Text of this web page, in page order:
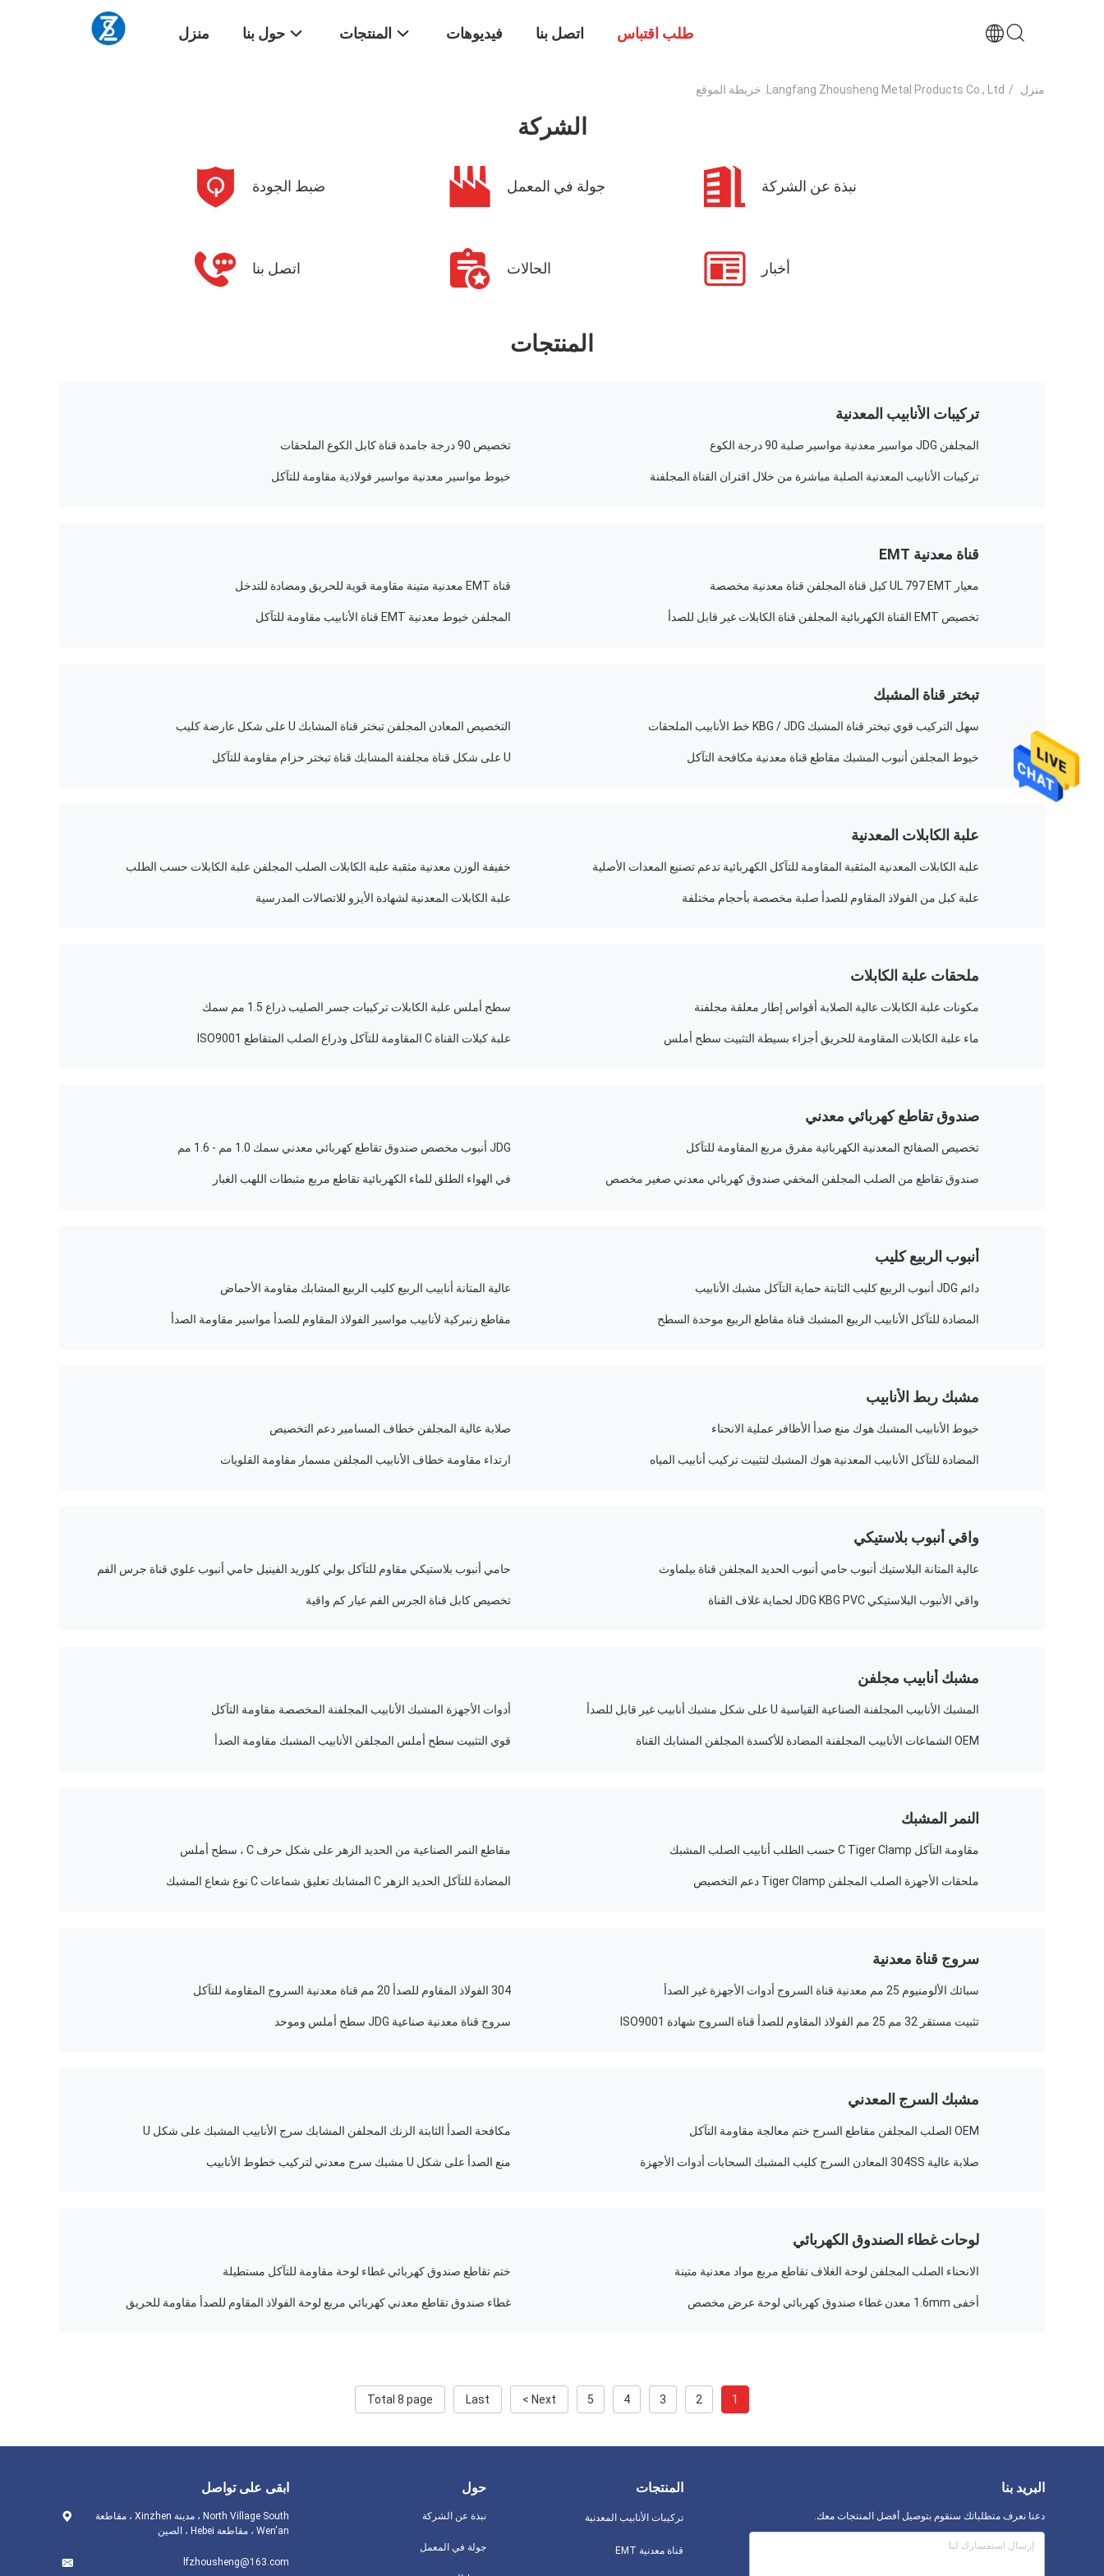
منزل حول بنا المنتجات فيديوهات اتصل بنا طلب اقتباس
منزل / Langfang Zhousheng Metal Products Co., Ltd. خريطة الموقع
الشركة
نبذة عن الشركة جولة في المعمل ضبط الجودة
أخبار الحالات اتصل بنا
المنتجات
تركيبات الأنابيب المعدنية
تخصيص 90 درجة جامدة قناة كابل الكوع الملحقات المجلفن JDG مواسير معدنية مواسير صلبة 90 درجة الكوع
خيوط مواسير معدنية مواسير فولاذية مقاومة للتآكل تركيبات الأنابيب المعدنية الصلبة مباشرة من خلال اقتران القناة المجلفنة
قناة معدنية EMT
قناة EMT معدنية متينة مقاومة قوية للحريق ومضادة للتدخل معيار UL 797 EMT كبل قناة المجلفن قناة معدنية مخصصة
المجلفن خيوط معدنية EMT قناة الأنابيب مقاومة للتآكل تخصيص EMT القناة الكهربائية المجلفن قناة الكابلات غير قابل للصدأ
تبختر قناة المشبك
التخصيص المعادن المجلفن تبختر قناة المشابك U على شكل عارضة كليب سهل التركيب قوي تبختر قناة المشبك KBG / JDG خط الأنابيب الملحقات
U على شكل قناة مجلفنة المشابك قناة تبختر حزام مقاومة للتآكل خيوط المجلفن أنبوب المشبك مقاطع قناة معدنية مكافحة التآكل
علبة الكابلات المعدنية
خفيفة الوزن معدنية مثقبة علبة الكابلات الصلب المجلفن علبة الكابلات حسب الطلب علبة الكابلات المعدنية المثقبة المقاومة للتآكل الكهربائية تدعم تصنيع المعدات الأصلية
علبة الكابلات المعدنية لشهادة الأيزو للاتصالات المدرسية علبة كبل من الفولاذ المقاوم للصدأ صلبة مخصصة بأحجام مختلفة
ملحقات علبة الكابلات
سطح أملس علبة الكابلات تركيبات جسر الصليب ذراع 1.5 مم سمك مكونات علبة الكابلات عالية الصلابة أقواس إطار معلقة مجلفنة
علبة كبلات القناة C المقاومة للتآكل وذراع الصلب المتقاطع ISO9001 ماء علبة الكابلات المقاومة للحريق أجزاء بسيطة التثبيت سطح أملس
صندوق تقاطع كهربائي معدني
JDG أنبوب مخصص صندوق تقاطع كهربائي معدني سمك 1.0 مم - 1.6 مم تخصيص الصفائح المعدنية الكهربائية مفرق مربع المقاومة للتآكل
في الهواء الطلق للماء الكهربائية تقاطع مربع مثبطات اللهب الغبار صندوق تقاطع من الصلب المجلفن المخفي صندوق كهربائي معدني صغير مخصص
أنبوب الربيع كليب
عالية المتانة أنابيب الربيع كليب الربيع المشابك مقاومة الأحماض دائم JDG أنبوب الربيع كليب الثابتة حماية التآكل مشبك الأنابيب
مقاطع زنبركية لأنابيب مواسير الفولاذ المقاوم للصدأ مواسير مقاومة الصدأ المضادة للتآكل الأنابيب الربيع المشبك قناة مقاطع الربيع موحدة السطح
مشبك ربط الأنابيب
صلابة عالية المجلفن خطاف المسامير دعم التخصيص خيوط الأنابيب المشبك هوك منع صدأ الأظافر عملية الانحناء
ارتداء مقاومة خطاف الأنابيب المجلفن مسمار مقاومة القلويات المضادة للتآكل الأنابيب المعدنية هوك المشبك لتثبيت تركيب أنابيب المياه
واقي أنبوب بلاستيكي
حامي أنبوب بلاستيكي مقاوم للتآكل بولي كلوريد الفينيل حامي أنبوب علوي قناة جرس الفم عالية المتانة البلاستيك أنبوب حامي أنبوب الحديد المجلفن قناة بيلماوث
تخصيص كابل قناة الجرس الفم عيار كم واقية واقي الأنبوب البلاستيكي JDG KBG PVC لحماية غلاف القناة
مشبك أنابيب مجلفن
أدوات الأجهزة المشبك الأنابيب المجلفنة المخصصة مقاومة التآكل المشبك الأنابيب المجلفنة الصناعية القياسية U على شكل مشبك أنابيب غير قابل للصدأ
قوي التثبيت سطح أملس المجلفن الأنابيب المشبك مقاومة الصدأ OEM الشماعات الأنابيب المجلفنة المضادة للأكسدة المجلفن المشابك القناة
النمر المشبك
مقاطع النمر الصناعية من الحديد الزهر على شكل حرف C ، سطح أملس مقاومة التآكل C Tiger Clamp حسب الطلب أنابيب الصلب المشبك
المضادة للتآكل الحديد الزهر C المشابك تعليق شماعات C نوع شعاع المشبك ملحقات الأجهزة الصلب المجلفن Tiger Clamp دعم التخصيص
سروج قناة معدنية
304 الفولاذ المقاوم للصدأ 20 مم قناة معدنية السروج المقاومة للتآكل سبائك الألومنيوم 25 مم معدنية قناة السروج أدوات الأجهزة غير الصدأ
سروج قناة معدنية صناعية JDG سطح أملس وموحد تثبيت مستقر 32 مم 25 مم الفولاذ المقاوم للصدأ قناة السروج شهادة ISO9001
مشبك السرج المعدني
مكافحة الصدأ الثابتة الزنك المجلفن المشابك سرج الأنابيب المشبك على شكل U OEM الصلب المجلفن مقاطع السرج ختم معالجة مقاومة التآكل
منع الصدأ على شكل U مشبك سرج معدني لتركيب خطوط الأنابيب صلابة عالية 304SS المعادن السرج كليب المشبك السحابات أدوات الأجهزة
لوحات غطاء الصندوق الكهربائي
ختم تقاطع صندوق كهربائي غطاء لوحة مقاومة للتآكل مستطيلة الانحناء الصلب المجلفن لوحة الغلاف تقاطع مربع مواد معدنية متينة
غطاء صندوق تقاطع معدني كهربائي مربع لوحة الفولاذ المقاوم للصدأ مقاومة للحريق أخفى 1.6mm معدن غطاء صندوق كهربائي لوحة عرض مخصص
1
2
3
4
5
Next >
Last
Total 8 page
ابقى على تواصل
North Village South ، مدينة Xinzhen ، مقاطعة
Wen'an ، مقاطعة Hebei ، الصين
lfzhousheng@163.com
حول
نبذة عن الشركة
جولة في المعمل
المنتجات
تركيبات الأنابيب المعدنية
قناة معدنية EMT
البريد بنا
دعنا نعرف متطلباتك سنقوم بتوصيل أفضل المنتجات معك.